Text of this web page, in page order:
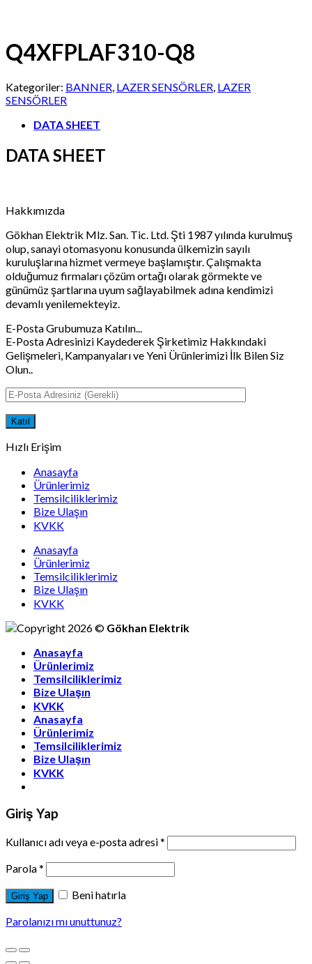
Q4XFPLAF310-Q8
Kategoriler: BANNER, LAZER SENSÖRLER, LAZER
SENSÖRLER
DATA SHEET
DATA SHEET
Hakkımızda
Gökhan Elektrik Mlz. San. Tic. Ltd. Şti 1987 yılında kurulmuş
olup, sanayi otomasyonu konusunda ülkemizin sayılı
kuruluşlarına hizmet vermeye başlamıştır. Çalışmakta
olduğumuz firmaları çözüm ortağı olarak görmekte ve
günümüz şartlarına uyum sağlayabilmek adına kendimizi
devamlı yenilemekteyiz.
E-Posta Grubumuza Katılın...
E-Posta Adresinizi Kaydederek Şirketimiz Hakkındaki
Gelişmeleri, Kampanyaları ve Yeni Ürünlerimizi İlk Bilen Siz
Olun..
Hızlı Erişim
Anasayfa
Ürünlerimiz
Temsilciliklerimiz
Bize Ulaşın
KVKK
Anasayfa
Ürünlerimiz
Temsilciliklerimiz
Bize Ulaşın
KVKK
Copyright 2026 © Gökhan Elektrik
Anasayfa
Ürünlerimiz
Temsilciliklerimiz
Bize Ulaşın
KVKK
Anasayfa
Ürünlerimiz
Temsilciliklerimiz
Bize Ulaşın
KVKK
Giriş Yap
Kullanıcı adı veya e-posta adresi*
Parola*
Giriş Yap
Beni hatırla
Parolanızı mı unuttunuz?